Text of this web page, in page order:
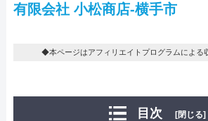
有限会社 小松商店-横手市
◆本ページはアフィリエイトプログラムによる
目次 [閉じる]